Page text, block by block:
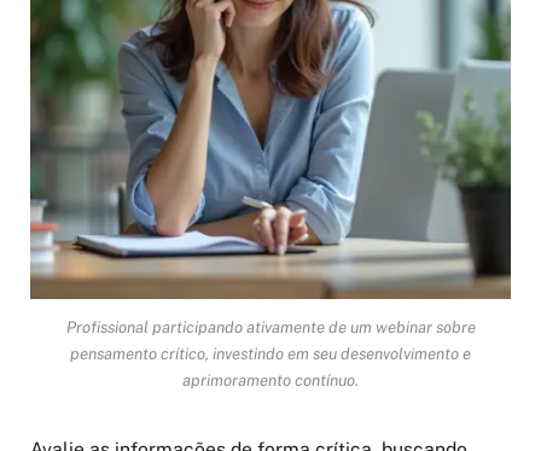
Profissional participando ativamente de um webinar sobre
pensamento crítico, investindo em seu desenvolvimento e
aprimoramento contínuo.